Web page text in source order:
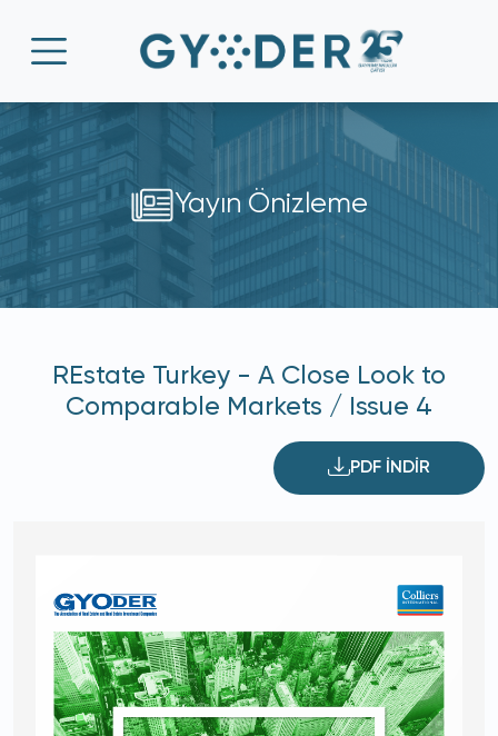
Yayın Önizleme
REstate Turkey - A Close Look to
Comparable Markets / Issue 4
PDF İNDİR